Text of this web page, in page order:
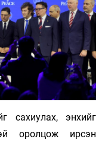
сахиулах, энхийг
оролцож ирсэн